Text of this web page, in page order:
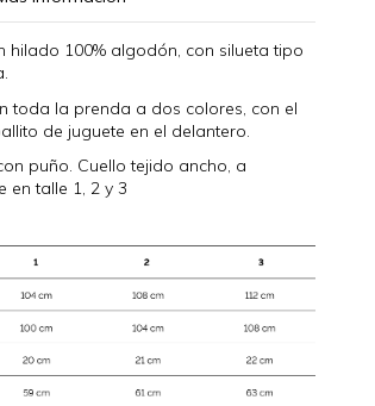
hilado 100% algodón, con silueta tipo
toda la prenda a dos colores, con el
de juguete en el delantero.
puño. Cuello tejido ancho, a
en talle 1, 2 y 3